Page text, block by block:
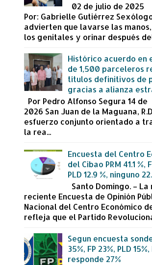
02 de julio de 2025
Por: Gabrielle Gutiérrez
advierten que lavarse las
los genitales y orinar después
Histórico acuerdo en
de 1,500 parceleros
títulos definitivos de
gracias a alianza
Por Pedro Alfonso Segura 14
2026 San Juan de la Maguana,
esfuerzo conjunto orientado a
la rea...
Encuesta del Centro
del Cibao PRM 41.1 %,
PLD 12.9 %, ninguno
Santo Domingo. – La
reciente Encuesta de Opinión
Nacional del Centro Económico
refleja que el Partido
Segun encuesta
35%, FP 23%, PLD
responde 27%